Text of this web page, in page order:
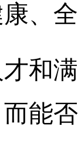
、
和
能